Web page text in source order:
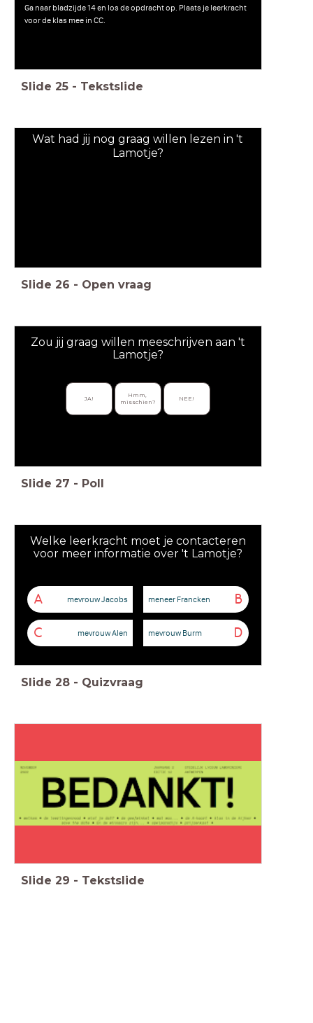
Ga naar bladzijde 14 en los de opdracht op. Plaats je leerkracht
voor de klas mee in CC.
Slide 25 - Tekstslide
Wat had jij nog graag willen lezen in 't
Lamotje?
Slide 26 - Open vraag
Zou jij graag willen meeschrijven aan 't
Lamotje?
JA!
Hmm,
misschien?
NEE!
Slide 27 - Poll
Welke leerkracht moet je contacteren
voor meer informatie over 't Lamotje?
A mevrouw Jacobs B
meneer Francken
C mevrouw Alen D
mevrouw Burm
Slide 28 - Quizvraag
Slide 29 - Tekstslide